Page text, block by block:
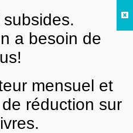
FÉVRIER 2023
a besoin de
mensuel et
réduction sur